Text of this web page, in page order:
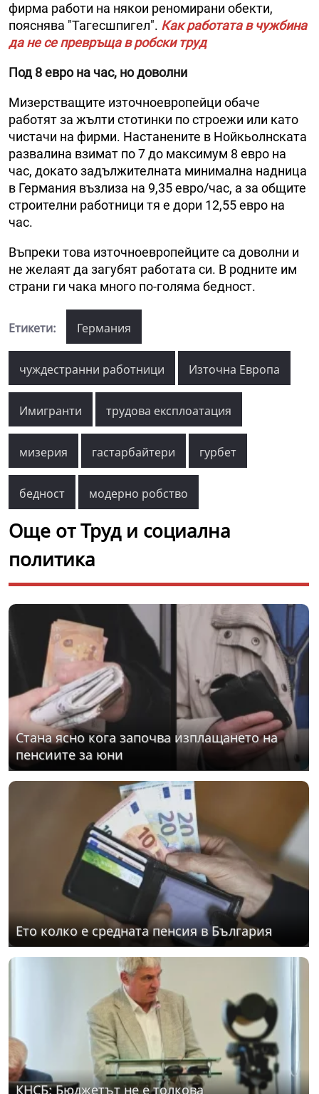
фирма работи на някои реномирани обекти,
пояснява "Тагесшпигел". Как работата в чужбина
да не се превръща в робски труд
Под 8 евро на час, но доволни
Мизерстващите източноевропейци обаче
работят за жълти стотинки по строежи или като
чистачи на фирми. Настанените в Нойкьолнската
развалина взимат по 7 до максимум 8 евро на
час, докато задължителната минимална надница
в Германия възлиза на 9,35 евро/час, а за общите
строителни работници тя е дори 12,55 евро на
час.
Въпреки това източноевропейците са доволни и
не желаят да загубят работата си. В родните им
страни ги чака много по-голяма бедност.
Етикети: Германия
чуждестранни работници Източна Европа
Имигранти трудова експлоатация
мизерия гастарбайтери гурбет
бедност модерно робство
Още от Труд и социална
политика
Стана ясно кога започва изплащането на
пенсиите за юни
Ето колко е средната пенсия в България
КНСБ: Бюджетът не е толкова